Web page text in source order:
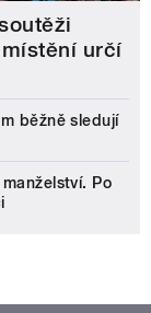
určí
běžně sledují
Po